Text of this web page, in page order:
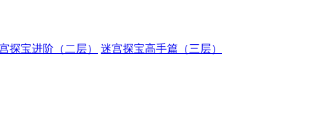
探宝进阶（二层）
迷宫探宝高手篇（三层）